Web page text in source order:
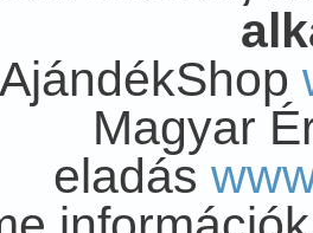
AjándékShop
Magyar
eladás